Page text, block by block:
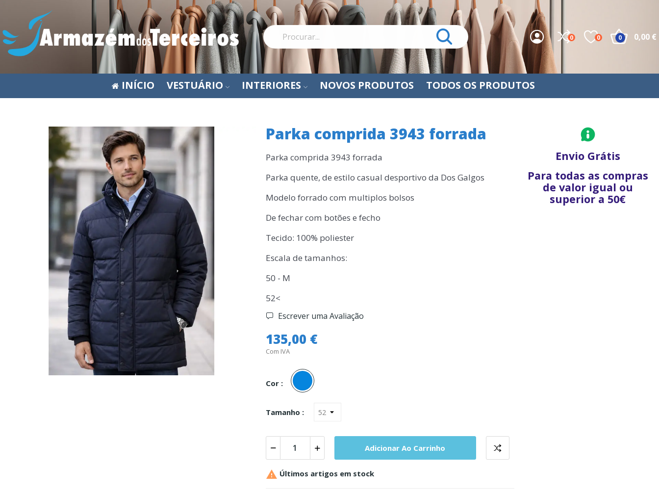
0 0 0,00 €
0
INÍCIO VESTUÁRIO INTERIORES NOVOS PRODUTOS TODOS OS PRODUTOS
Parka comprida 3943 forrada
Parka comprida 3943 forrada
Parka quente, de estilo casual desportivo da Dos Galgos
Modelo forrado com multiplos bolsos
De fechar com botões e fecho
Tecido: 100% poliester
Escala de tamanhos:
50 - M
52<
Escrever uma Avaliação
135,00 €
Com IVA
Cor :
Azul
Tamanho :
Adicionar Ao Carrinho
 Últimos artigos em stock
Envio Grátis
Para todas as compras
de valor igual ou
superior a 50€